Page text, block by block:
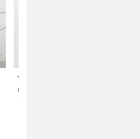
¥
白スカート フレアデザ
インマーメイドニットス